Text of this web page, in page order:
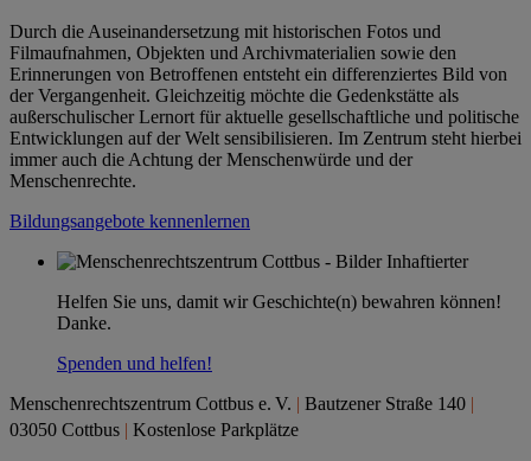
Durch die Auseinandersetzung mit historischen Fotos und
Filmaufnahmen, Objekten und Archivmaterialien sowie den
Erinnerungen von Betroffenen entsteht ein differenziertes Bild von
der Vergangenheit. Gleichzeitig möchte die Gedenkstätte als
außerschulischer Lernort für aktuelle gesellschaftliche und politische
Entwicklungen auf der Welt sensibilisieren. Im Zentrum steht hierbei
immer auch die Achtung der Menschenwürde und der
Menschenrechte.
Bildungsangebote kennenlernen
Helfen Sie uns, damit wir Geschichte(n) bewahren können!
Danke.
Spenden und helfen!
Menschenrechtszentrum Cottbus e. V. | Bautzener Straße 140 |
03050 Cottbus | Kostenlose Parkplätze